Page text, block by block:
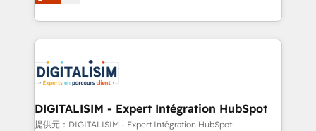
Migration, Custom Integration & Platform
team of 25+ experts Contact us today to help you
get more from your investment in HubSpot.
maximizing EBITDA and achieving Commercial
Excellence. With our targeted processes, we
strengthen your digital transformation and minimize
Implementation partner, we provide expertise to
drive your business forward. Since 2015 we are fully
dedicated to HubSpot and with an experienced
team (50+), we work with reputable companies in
DIGITALISIM - Expert Intégration HubSpot
提供元：DIGITALISIM - Expert Intégration HubSpot